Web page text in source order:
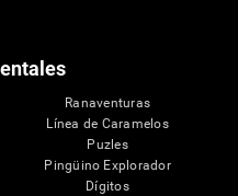
Ranaventuras
Línea de Caramelos
Puzles
Pingüino Explorador
Dígitos